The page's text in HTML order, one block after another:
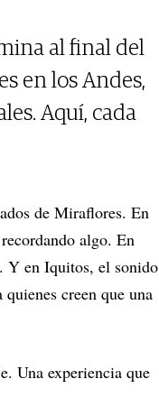
al final del
en los Andes,
Aquí, cada
de Miraflores. En
algo. En
Y en Iquitos, el sonido
creen que una
Una experiencia que